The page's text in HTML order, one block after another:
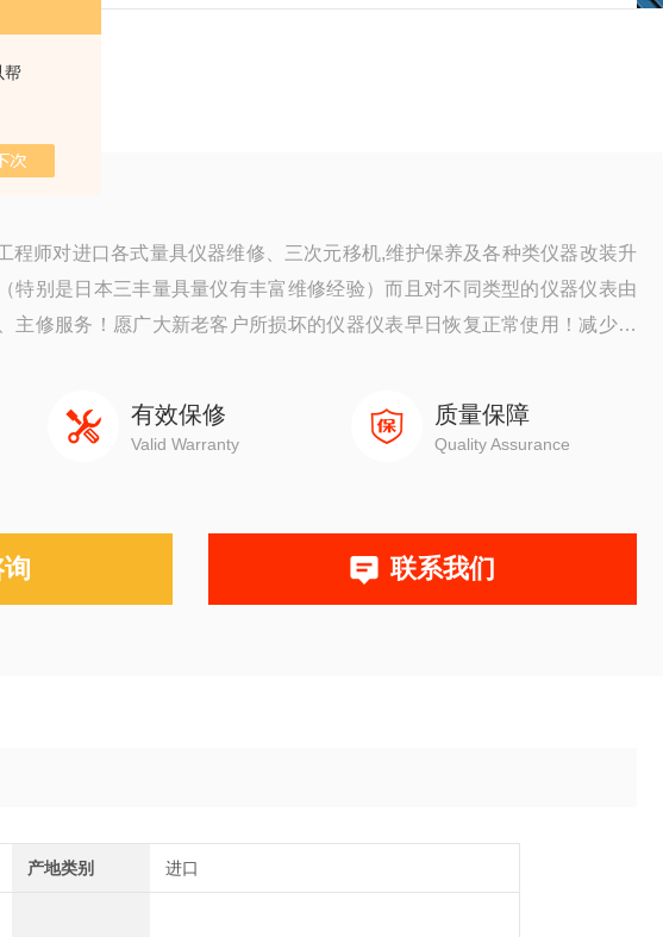
帮
程师对进口各式量具仪器维修、三次元移机,维护保养及各种类仪器改装升
特别是日本三丰量具量仪有丰富维修经验）而且对不同类型的仪器仪表由
主修服务！愿广大新老客户所损坏的仪器仪表早日恢复正常使用！减少贵
有效保修
Valid Warranty
质量保障
Quality Assurance
联系我们
产地类别 进口